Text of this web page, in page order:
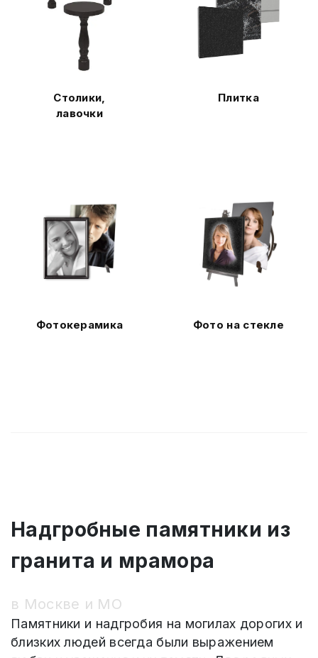
Столики,
лавочки
Плитка
Фотокерамика Фото на стекле
Надгробные памятники из
гранита и мрамора
в Москве и МО
Памятники и надгробия на могилах дорогих и
близких людей всегда были выражением